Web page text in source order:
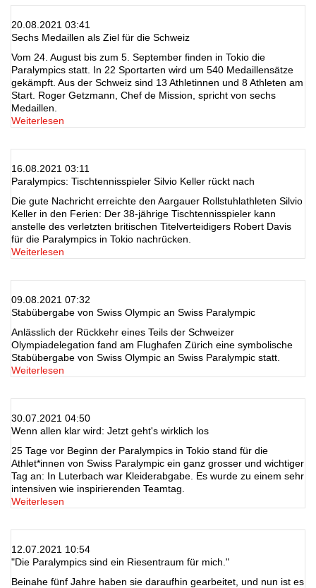
20.08.2021 03:41
Sechs Medaillen als Ziel für die Schweiz
Vom 24. August bis zum 5. September finden in Tokio die
Paralympics statt. In 22 Sportarten wird um 540 Medaillensätze
gekämpft. Aus der Schweiz sind 13 Athletinnen und 8 Athleten am
Start. Roger Getzmann, Chef de Mission, spricht von sechs
Medaillen.
Weiterlesen
16.08.2021 03:11
Paralympics: Tischtennisspieler Silvio Keller rückt nach
Die gute Nachricht erreichte den Aargauer Rollstuhlathleten Silvio
Keller in den Ferien: Der 38-jährige Tischtennisspieler kann
anstelle des verletzten britischen Titelverteidigers Robert Davis
für die Paralympics in Tokio nachrücken.
Weiterlesen
09.08.2021 07:32
Stabübergabe von Swiss Olympic an Swiss Paralympic
Anlässlich der Rückkehr eines Teils der Schweizer
Olympiadelegation fand am Flughafen Zürich eine symbolische
Stabübergabe von Swiss Olympic an Swiss Paralympic statt.
Weiterlesen
30.07.2021 04:50
Wenn allen klar wird: Jetzt geht's wirklich los
25 Tage vor Beginn der Paralympics in Tokio stand für die
Athlet*innen von Swiss Paralympic ein ganz grosser und wichtiger
Tag an: In Luterbach war Kleiderabgabe. Es wurde zu einem sehr
intensiven wie inspirierenden Teamtag.
Weiterlesen
12.07.2021 10:54
"Die Paralympics sind ein Riesentraum für mich."
Beinahe fünf Jahre haben sie daraufhin gearbeitet, und nun ist es